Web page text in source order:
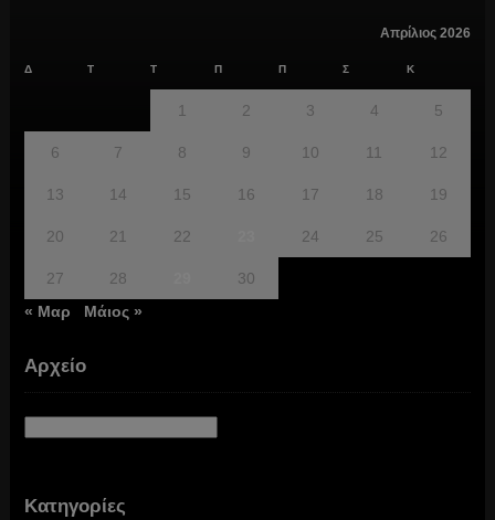
Απρίλιος 2026
Δ Τ Τ Π Π Σ Κ
1 2 3 4 5
6 7 8 9 10 11 12
13 14 15 16 17 18 19
20 21 22 24 25 26
27 28
30
« Μαρ
Μάιος »
Αρχείο
Κατηγορίες